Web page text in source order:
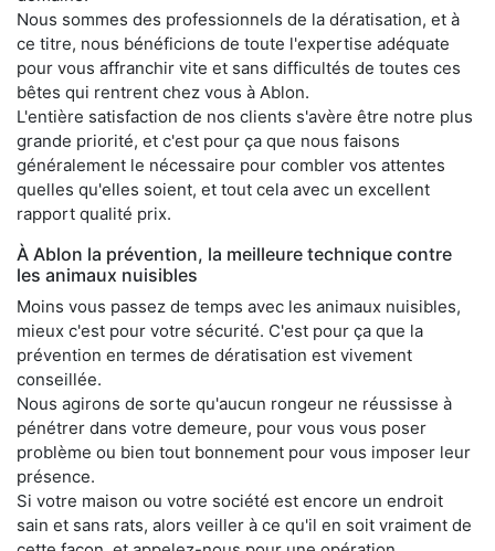
Nous sommes des professionnels de la dératisation, et à
ce titre, nous bénéficions de toute l'expertise adéquate
pour vous affranchir vite et sans difficultés de toutes ces
bêtes qui rentrent chez vous à Ablon.
L'entière satisfaction de nos clients s'avère être notre plus
grande priorité, et c'est pour ça que nous faisons
généralement le nécessaire pour combler vos attentes
quelles qu'elles soient, et tout cela avec un excellent
rapport qualité prix.
À Ablon la prévention, la meilleure technique contre
les animaux nuisibles
Moins vous passez de temps avec les animaux nuisibles,
mieux c'est pour votre sécurité. C'est pour ça que la
prévention en termes de dératisation est vivement
conseillée.
Nous agirons de sorte qu'aucun rongeur ne réussisse à
pénétrer dans votre demeure, pour vous vous poser
problème ou bien tout bonnement pour vous imposer leur
présence.
Si votre maison ou votre société est encore un endroit
sain et sans rats, alors veiller à ce qu'il en soit vraiment de